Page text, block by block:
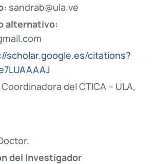
sandrab@ula.ve
alternativo:
scholar.google.es/citations?
Coordinadora del CTICA – ULA,
del Investigador